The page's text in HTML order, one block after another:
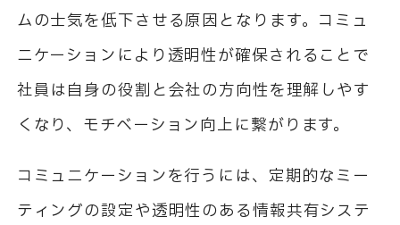
ムの士気を低下させる原因となります。コミュ
ニケーションにより透明性が確保されることで
社員は自身の役割と会社の方向性を理解しやす
くなり、モチベーション向上に繋がります。
コミュニケーションを行うには、定期的なミー
ティングの設定や透明性のある情報共有システ